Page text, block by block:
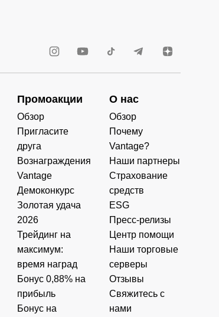
Промоакции
Обзор
Пригласите
друга
Вознаграждения
Vantage
Демоконкурс
Золотая удача
2026
Трейдинг на
максимум:
время наград
Бонус 0,88% на
прибыль
Бонус на
О нас
Обзор
Почему
Vantage?
Наши партнеры
Страхование
средств
ESG
Пресс-релизы
Центр помощи
Наши торговые
серверы
Отзывы
Свяжитесь с
нами